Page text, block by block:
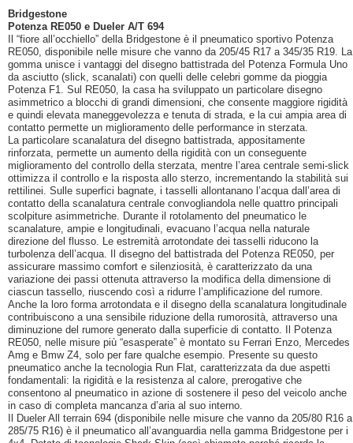
Bridgestone
Potenza RE050 e Dueler A/T 694
Il “fiore all’occhiello” della Bridgestone è il pneumatico sportivo Potenza
RE050, disponibile nelle misure che vanno da 205/45 R17 a 345/35 R19. La
gomma unisce i vantaggi del disegno battistrada del Potenza Formula Uno
da asciutto (slick, scanalati) con quelli delle celebri gomme da pioggia
Potenza F1. Sul RE050, la casa ha sviluppato un particolare disegno
asimmetrico a blocchi di grandi dimensioni, che consente maggiore rigidità
e quindi elevata maneggevolezza e tenuta di strada, e la cui ampia area di
contatto permette un miglioramento delle performance in sterzata.
La particolare scanalatura del disegno battistrada, appositamente
rinforzata, permette un aumento della rigidità con un conseguente
miglioramento del controllo della sterzata, mentre l’area centrale semi-slick
ottimizza il controllo e la risposta allo sterzo, incrementando la stabilità sui
rettilinei. Sulle superfici bagnate, i tasselli allontanano l’acqua dall’area di
contatto della scanalatura centrale convogliandola nelle quattro principali
scolpiture asimmetriche. Durante il rotolamento del pneumatico le
scanalature, ampie e longitudinali, evacuano l’acqua nella naturale
direzione del flusso. Le estremità arrotondate dei tasselli riducono la
turbolenza dell’acqua. Il disegno del battistrada del Potenza RE050, per
assicurare massimo comfort e silenziosità, è caratterizzato da una
variazione dei passi ottenuta attraverso la modifica della dimensione di
ciascun tassello, riuscendo così a ridurre l’amplificazione del rumore.
Anche la loro forma arrotondata e il disegno della scanalatura longitudinale
contribuiscono a una sensibile riduzione della rumorosità, attraverso una
diminuzione del rumore generato dalla superficie di contatto. Il Potenza
RE050, nelle misure più “esasperate” è montato su Ferrari Enzo, Mercedes
Amg e Bmw Z4, solo per fare qualche esempio. Presente su questo
pneumatico anche la tecnologia Run Flat, caratterizzata da due aspetti
fondamentali: la rigidità e la resistenza al calore, prerogative che
consentono al pneumatico in azione di sostenere il peso del veicolo anche
in caso di completa mancanza d’aria al suo interno.
Il Dueler All terrain 694 (disponibile nelle misure che vanno da 205/80 R16 a
285/75 R16) è il pneumatico all’avanguardia nella gamma Bridgestone per i